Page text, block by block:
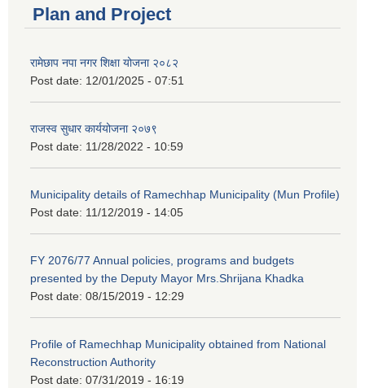
Plan and Project
रामेछाप नपा नगर शिक्षा योजना २०८२
Post date: 12/01/2025 - 07:51
राजस्व सुधार कार्ययोजना २०७९
Post date: 11/28/2022 - 10:59
Municipality details of Ramechhap Municipality (Mun Profile)
Post date: 11/12/2019 - 14:05
FY 2076/77 Annual policies, programs and budgets
presented by the Deputy Mayor Mrs.Shrijana Khadka
Post date: 08/15/2019 - 12:29
Profile of Ramechhap Municipality obtained from National
Reconstruction Authority
Post date: 07/31/2019 - 16:19